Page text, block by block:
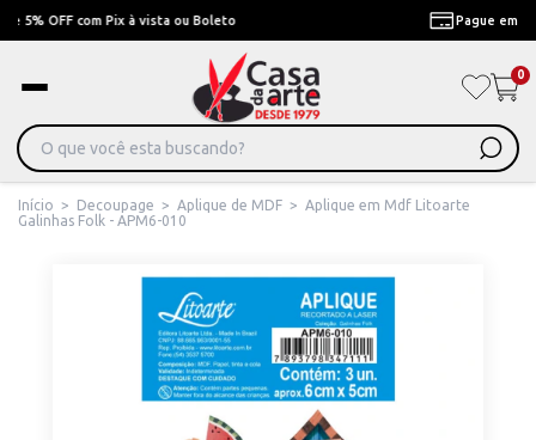
Pague em Até 6x sem juros ou ate 12x com juros
0
Início > Decoupage > Aplique de MDF > Aplique em Mdf Litoarte
Galinhas Folk - APM6-010